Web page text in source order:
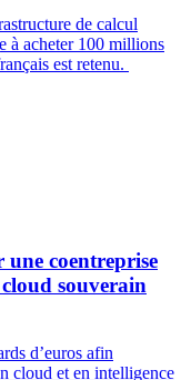
de calcul
à acheter 100 millions
est retenu.
coentreprise
souverain
d’euros afin
cloud et en intelligence